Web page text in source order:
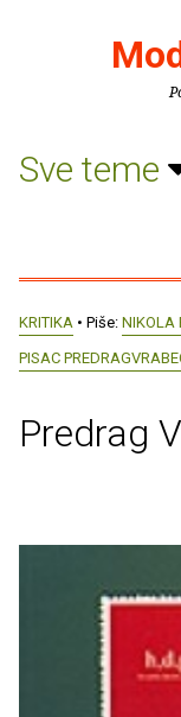
Sve teme
KRITIKA • Piše: NIKOLA
PISAC
Predrag